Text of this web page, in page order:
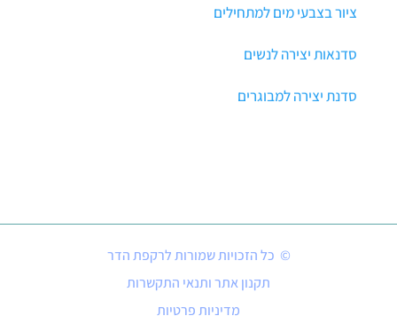
ציור בצבעי מים למתחילים
סדנאות יצירה לנשים
סדנת יצירה למבוגרים
© כל הזכויות שמורות לרקפת הדר
תקנון אתר ותנאי התקשרות
מדיניות פרטיות